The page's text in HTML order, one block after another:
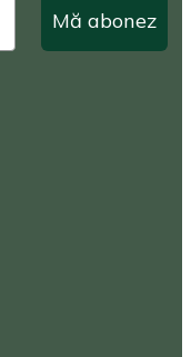
Mă abonez